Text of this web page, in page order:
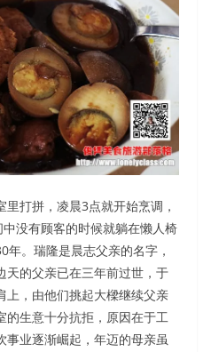
打拼，凌晨3点就开始烹调，
没有顾客的时候就躺在懒人椅
。瑞隆是晨志父亲的名字，
天的父亲已在三年前过世，于
上，由他们挑起大樑继续父亲
的生意十分抗拒，原因在于工
事业逐渐崛起，年迈的母亲虽